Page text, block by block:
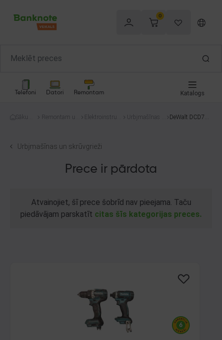
0
Telefoni Datori Remontam Katalogs
Sākum
Remontam un
Elektroinstru
Urbjmašīnas u
DeWalt DCD778
Urbjmašīnas un skrūvgrieži
Prece ir pārdota
Atvainojiet, šī prece šobrīd nav pieejama. Taču
piedāvājam parskatīt citas šīs kategorijas preces.